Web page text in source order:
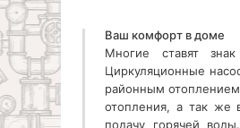
Ваш комфорт в доме
Многие ставят
Циркуляционные
районным
отопления, а так же
подачу горячей